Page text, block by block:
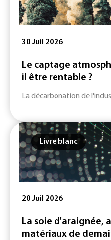
30 Juil 2026
Le captage
il être rentable ?
La décarbonation de
Livre blanc
20 Juil 2026
La soie d'araignée,
matériaux de